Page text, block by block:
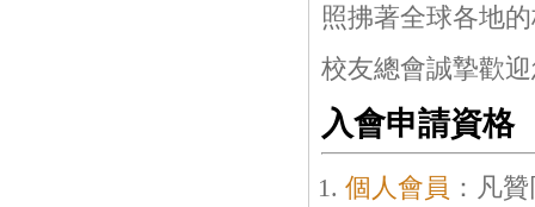
照拂著全球各地
校友總會誠摯歡
入會申請資格
個人會員 ：凡